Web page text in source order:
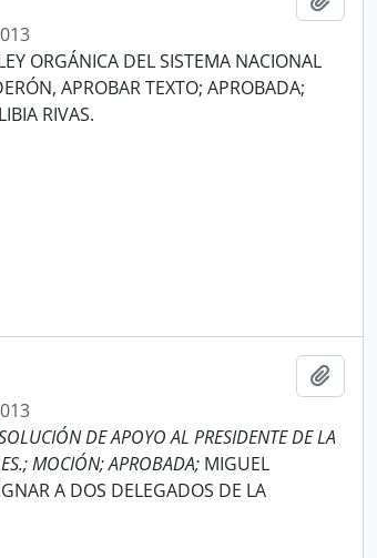
ORGÁNICA DEL SISTEMA NACIONAL
APROBAR TEXTO; APROBADA;
RIVAS.
DE APOYO AL PRESIDENTE DE LA
MOCIÓN; APROBADA; MIGUEL
A DOS DELEGADOS DE LA